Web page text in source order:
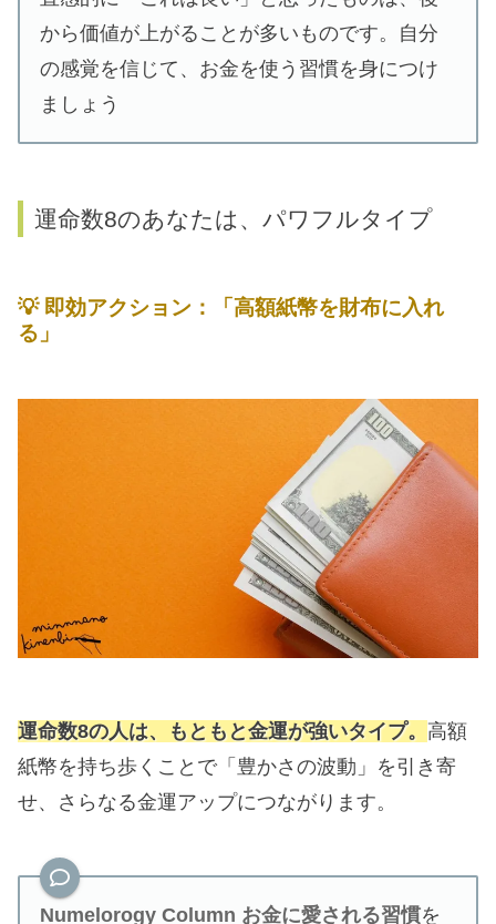
から価値が上がることが多いものです。自分
の感覚を信じて、お金を使う習慣を身につけ
ましょう
運命数8のあなたは、パワフルタイプ
💡 即効アクション：「高額紙幣を財布に入れ
る」
運命数8の人は、もともと金運が強いタイプ。 高額
紙幣を持ち歩くことで「豊かさの波動」を引き寄
せ、さらなる金運アップにつながります。
Numelorogy Column お金に愛される習慣を